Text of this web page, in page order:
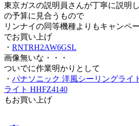
東京ガスの説明員さんが丁寧に説明
の予算に見合うもので
リンナイの同等機種よりもキャンペ
でお買い上げ
・ RNTRH2AW6GSL
画像無いな・・・
ついでに作業明かりとして
・ パナソニック 洋風シーリングライ
ライト HHFZ4140
もお買い上げ